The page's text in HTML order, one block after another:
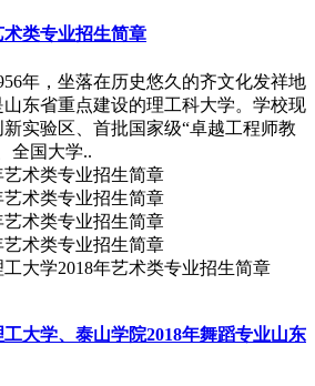
术类专业招生简章
年，坐落在历史悠久的齐文化发祥地
东省重点建设的理工科大学。学校现
实验区、首批国家级“卓越工程师教
全国大学..
工大学2018年艺术类专业招生简章
大学、泰山学院2018年舞蹈专业山东